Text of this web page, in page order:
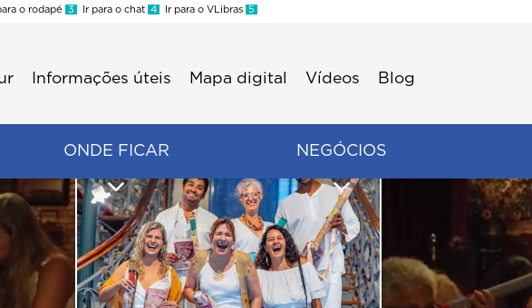
o rodapé 3 Ir para o chat 4 Ir para o VLibras 5
Informações úteis Mapa digital Vídeos Blog
ONDE FICAR NEGÓCIOS